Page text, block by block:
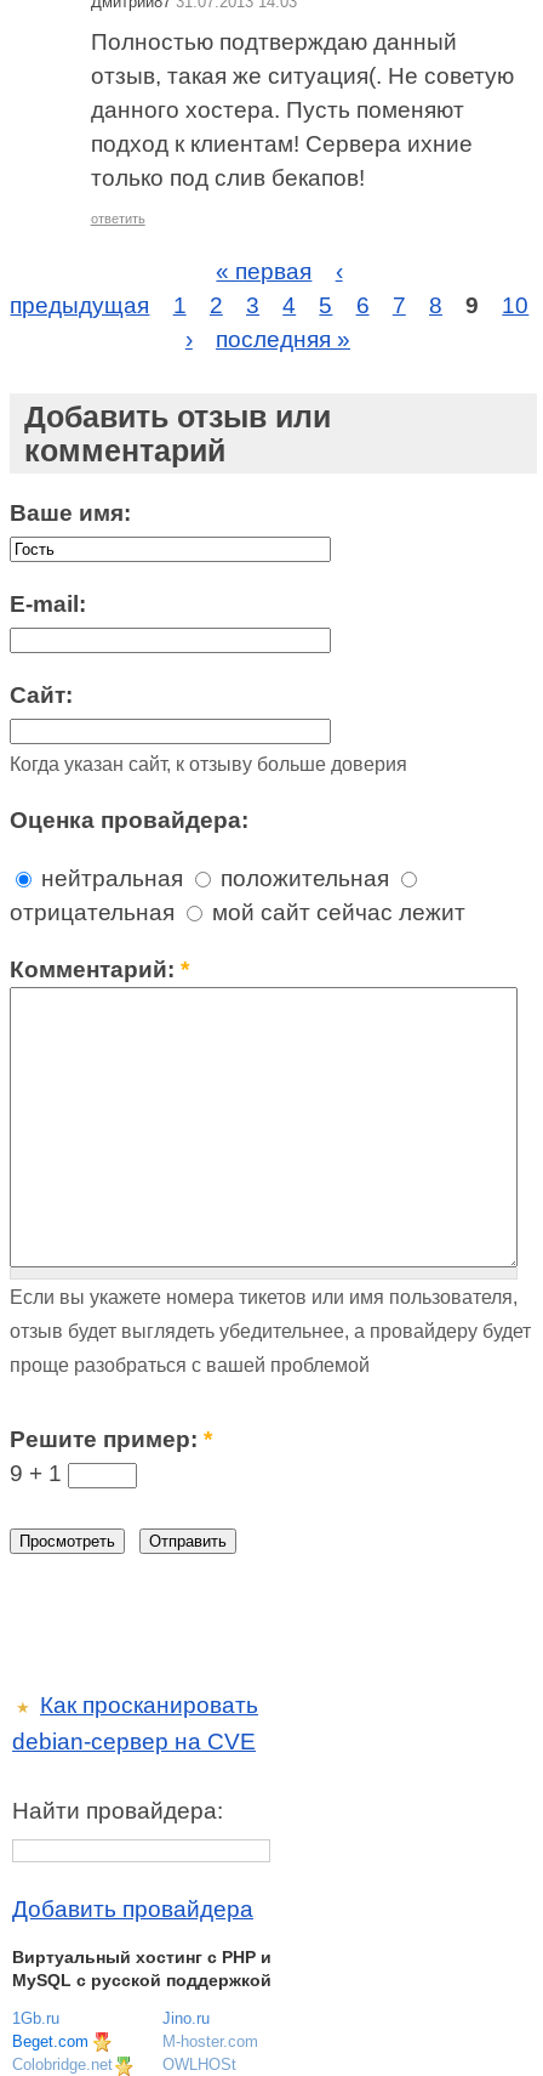
Полностью подтверждаю данный
отзыв, такая же ситуация(. Не советую
данного хостера. Пусть поменяют
подход к клиентам! Сервера ихние
только под слив бекапов!
ответить
« первая
‹
предыдущая
1 2 3 4 5 6 7 8 9
10
›
последняя »
Добавить отзыв или
комментарий
Ваше имя:
E-mail:
Сайт:
Когда указан сайт, к отзыву больше доверия
Оценка провайдера:
нейтральная
положительная
отрицательная
мой сайт сейчас лежит
Комментарий:*
Если вы укажете номера тикетов или имя пользователя,
отзыв будет выглядеть убедительнее, а провайдеру будет
проще разобраться с вашей проблемой
Решите пример:*
9 + 1
★
Как просканировать
debian-сервер на CVE
Найти провайдера:
Добавить провайдера
Виртуальный хостинг c PHP и
MySQL с русской поддержкой
1Gb.ru
Beget.com
Colobridge.net
Jino.ru
M-hoster.com
OWLHOSt